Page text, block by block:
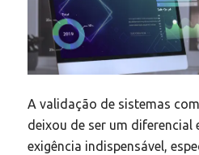
A validação de sistemas
deixou de ser um diferencial
exigência indispensável,